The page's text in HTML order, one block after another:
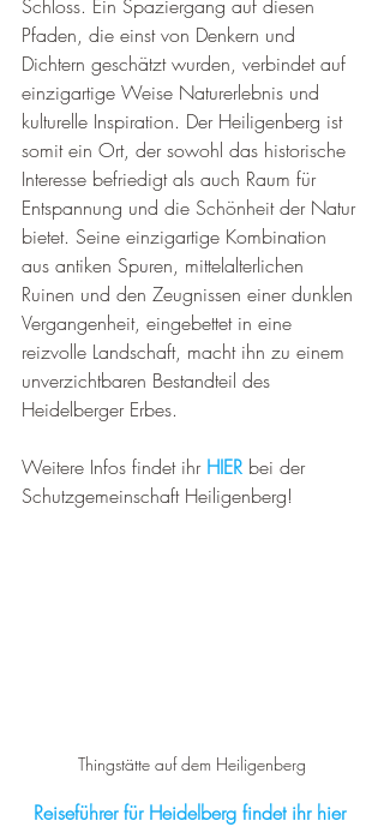
Schloss. Ein Spaziergang auf diesen
Pfaden, die einst von Denkern und
Dichtern geschätzt wurden, verbindet auf
einzigartige Weise Naturerlebnis und
kulturelle Inspiration. Der Heiligenberg ist
somit ein Ort, der sowohl das historische
Interesse befriedigt als auch Raum für
Entspannung und die Schönheit der Natur
bietet. Seine einzigartige Kombination
aus antiken Spuren, mittelalterlichen
Ruinen und den Zeugnissen einer dunklen
Vergangenheit, eingebettet in eine
reizvolle Landschaft, macht ihn zu einem
unverzichtbaren Bestandteil des
Heidelberger Erbes.
Weitere Infos findet ihr HIER bei der
Schutzgemeinschaft Heiligenberg!
Thingstätte auf dem Heiligenberg
Reiseführer für Heidelberg findet ihr hier